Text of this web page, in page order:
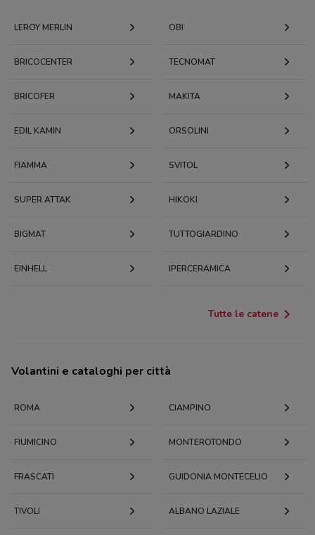
LEROY MERLIN OBI
BRICOCENTER TECNOMAT
BRICOFER MAKITA
EDIL KAMIN ORSOLINI
FIAMMA SVITOL
SUPER ATTAK HIKOKI
BIGMAT TUTTOGIARDINO
EINHELL IPERCERAMICA
Tutte le catene
Volantini e cataloghi per città
ROMA CIAMPINO
FIUMICINO MONTEROTONDO
FRASCATI GUIDONIA MONTECELIO
TIVOLI ALBANO LAZIALE